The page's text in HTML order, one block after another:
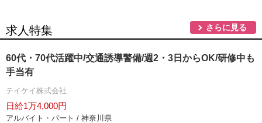
求人特集 さらに見る
60代・70代活躍中/交通誘導警備/週2・3日からOK/研修中も
手当有
テイケイ株式会社
日給1万4,000円
アルバイト・パート / 神奈川県